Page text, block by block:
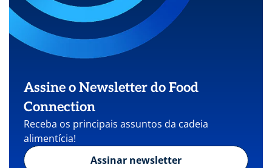
Assine o Newsletter do Food
Connection
Receba os principais assuntos da cadeia
alimentícia!
Assinar newsletter